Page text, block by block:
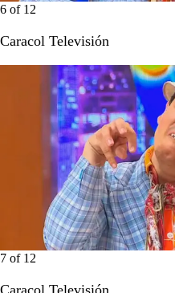
6 of 12
Caracol Televisión
7 of 12
Caracol Televisión